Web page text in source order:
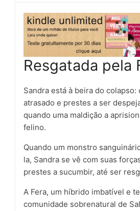
Resgatada pela
Sandra está à beira do colapso:
atrasado e prestes a ser
quando uma maldição a
felino.
Quando um monstro
la, Sandra se vê com suas
prestes a sucumbir, até ser
A Fera, um híbrido imbatível e
comunidade sobrenatural de